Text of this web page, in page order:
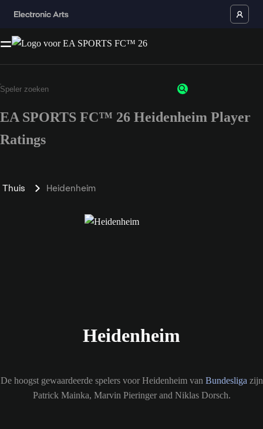
EA SPORTS FC™ 26 Heidenheim Player
Ratings
Thuis Heidenheim
Heidenheim
De hoogst gewaardeerde spelers voor Heidenheim van Bundesliga zijn
Patrick Mainka, Marvin Pieringer and Niklas Dorsch.